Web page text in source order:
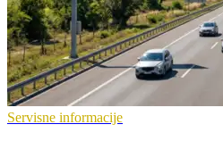
Servisne informacije